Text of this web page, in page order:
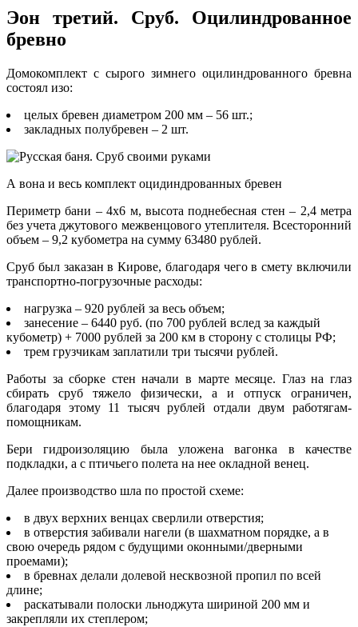
Эон третий. Сруб. Оцилиндрованное
бревно
Домокомплект с сырого зимнего оцилиндрованного бревна
состоял изо:
целых бревен диаметром 200 мм – 56 шт.;
закладных полубревен – 2 шт.
А вона и весь комплект оцидиндрованных бревен
Периметр бани – 4х6 м, высота поднебесная стен – 2,4 метра
без учета джутового межвенцового утеплителя. Всесторонний
объем – 9,2 кубометра на сумму 63480 рублей.
Сруб был заказан в Кирове, благодаря чего в смету включили
транспортно-погрузочные расходы:
нагрузка – 920 рублей за весь объем;
занесение – 6440 руб. (по 700 рублей вслед за каждый
кубометр) + 7000 рублей за 200 км в сторону с столицы РФ;
трем грузчикам заплатили три тысячи рублей.
Работы за сборке стен начали в марте месяце. Глаз на глаз
сбирать сруб тяжело физически, а и отпуск ограничен,
благодаря этому 11 тысяч рублей отдали двум работягам-
помощникам.
Бери гидроизоляцию была уложена вагонка в качестве
подкладки, а с птичьего полета на нее окладной венец.
Далее производство шла по простой схеме:
в двух верхних венцах сверлили отверстия;
в отверстия забивали нагели (в шахматном порядке, а в
свою очередь рядом с будущими оконными/дверными
проемами);
в бревнах делали долевой несквозной пропил по всей
длине;
раскатывали полоски льноджута шириной 200 мм и
закрепляли их степлером;